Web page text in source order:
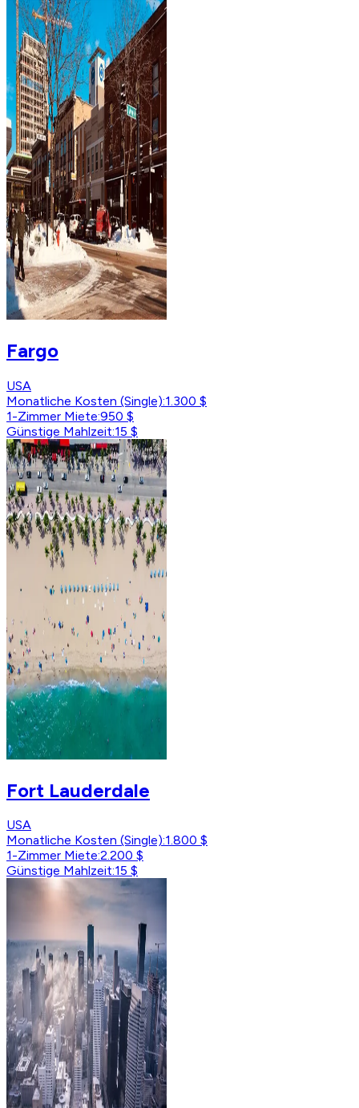
Fargo
USA
Monatliche Kosten (Single):1.300 $
1-Zimmer Miete:950 $
Günstige Mahlzeit:15 $
Fort Lauderdale
USA
Monatliche Kosten (Single):1.800 $
1-Zimmer Miete:2.200 $
Günstige Mahlzeit:15 $